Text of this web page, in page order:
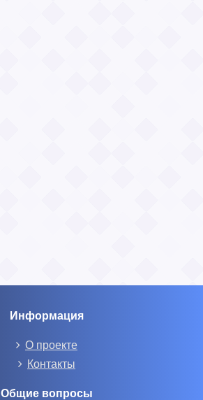
Информация
О проекте
Контакты
Общие вопросы